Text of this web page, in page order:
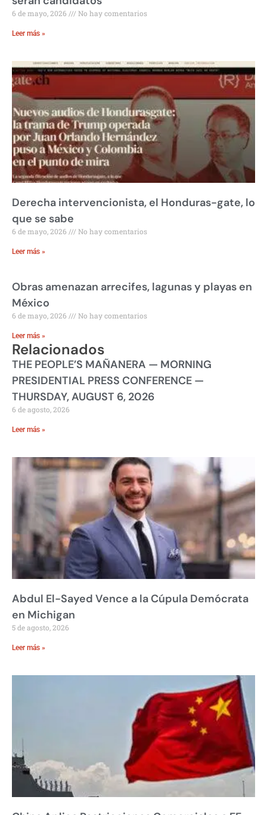
6 de mayo, 2026 No hay comentarios
Leer más »
Derecha intervencionista, el Honduras-gate, lo
que se sabe
6 de mayo, 2026 No hay comentarios
Leer más »
Obras amenazan arrecifes, lagunas y playas en
México
6 de mayo, 2026 No hay comentarios
Leer más »
Relacionados
THE PEOPLE’S MAÑANERA — MORNING
PRESIDENTIAL PRESS CONFERENCE —
THURSDAY, AUGUST 6, 2026
6 de agosto, 2026
Leer más »
Abdul El-Sayed Vence a la Cúpula Demócrata
en Michigan
5 de agosto, 2026
Leer más »